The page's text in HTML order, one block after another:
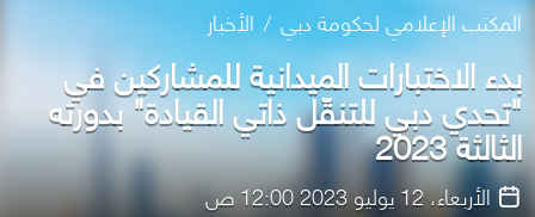
المكتب الإعلامي لحكومة دبي الأخبار
بدء الاختبارات الميدانية للمشاركين في
"تحدي دبي للتنقّل ذاتي القيادة" بدورته
الثالثة 2023
الأربعاء، 12 يوليو 2023 12:00 ص